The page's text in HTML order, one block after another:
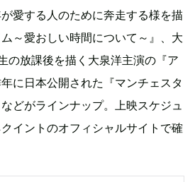
愛する人のために奔走する様を描
～愛おしい時間について～』、大
の放課後を描く大泉洋主演の『ア
に日本公開された『マンチェスタ
どがラインナップ。上映スケジュ
イントのオフィシャルサイトで確